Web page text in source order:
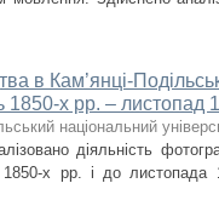
в Кам’янці-
1850-х рр. – листопад
національний
діяльність
х рр. і до